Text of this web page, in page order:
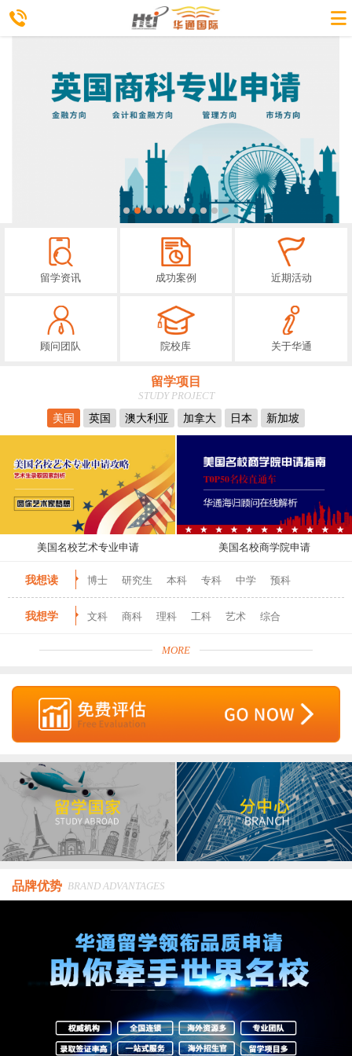
留学资讯 成功案例 近期活动
顾问团队 院校库 关于华通
留学项目
STUDY PROJECT
美国
英国 澳大利亚 加拿大 日本 新加坡
美国名校艺术专业申请 美国名校商学院申请
我想读 博士 研究生 本科 专科 中学 预科
我想学 文科 商科 理科 工科 艺术 综合
MORE
品牌优势 BRAND ADVANTAGES